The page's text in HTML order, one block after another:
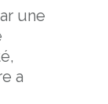
une
a